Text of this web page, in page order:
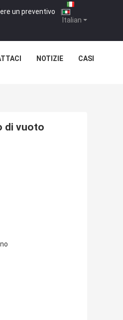
Italian
un preventivo |
NOTIZIE CASI
di vuoto